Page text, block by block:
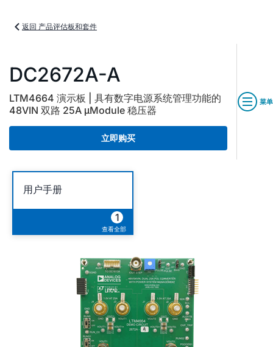
返回 产品评估板和套件
DC2672A-A
LTM4664 演示板 | 具有数字电源系统管理功能的
48VIN 双路 25A μModule 稳压器
立即购买
菜单
用户手册
1
查看全部